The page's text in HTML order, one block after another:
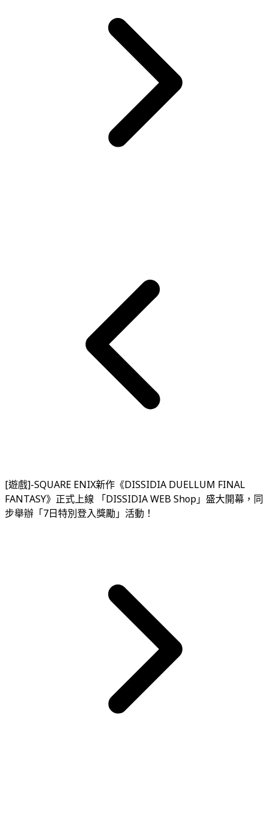
[遊戲]-SQUARE ENIX新作《DISSIDIA DUELLUM FINAL
FANTASY》正式上線 「DISSIDIA WEB Shop」盛大開幕，同
步舉辦「7日特別登入獎勵」活動！